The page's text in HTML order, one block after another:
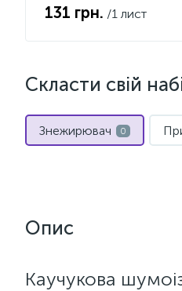
131 грн. /1 лист
Скласти свій
Знежирювач 0
Опис
Каучукова